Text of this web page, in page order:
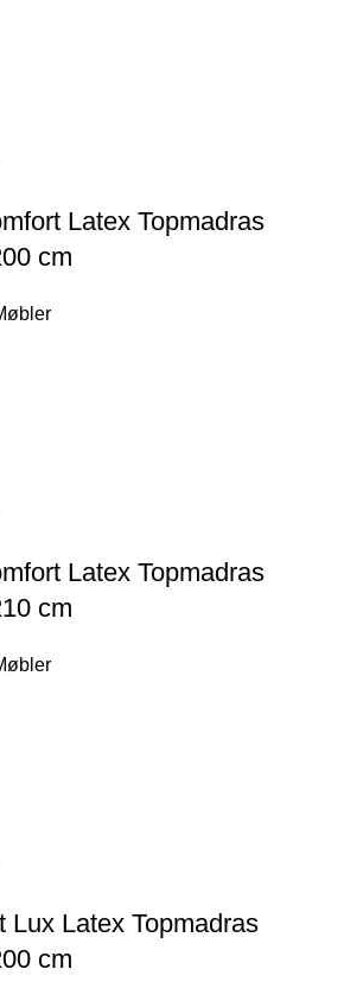
Latex Topmadras
cm
Latex Topmadras
cm
Lux Latex Topmadras
cm